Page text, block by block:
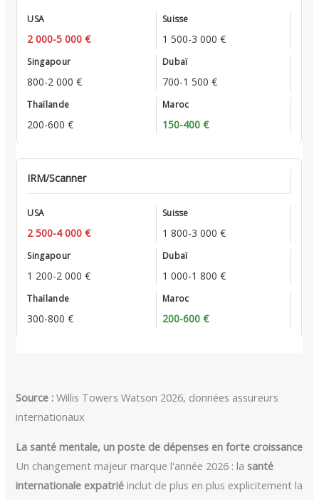
2 000-5 000 € 1 500-3 000 €
800-2 000 € 700-1 500 €
200-600 € 150-400 €
IRM/Scanner
2 500-4 000 € 1 800-3 000 €
1 200-2 000 € 1 000-1 800 €
300-800 € 200-600 €
Source : Willis Towers Watson 2026, données assureurs
internationaux
La santé mentale, un poste de dépenses en forte croissance
Un changement majeur marque l'année 2026 : lasanté
internationale expatrié inclut de plus en plus explicitement la